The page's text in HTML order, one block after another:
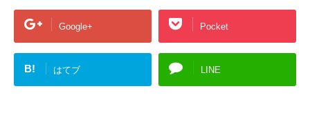
Google+ Pocket
B! はてブ LINE